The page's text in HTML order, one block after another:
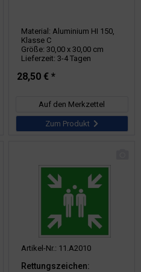
Material: Aluminium HI 150,
Klasse C
Größe: 30,00 x 30,00 cm
Lieferzeit: 3-4 Tagen
28,50 € *
Auf den Merkzettel
Zum Produkt
Artikel-Nr.: 11.A2010
Rettungszeichen: